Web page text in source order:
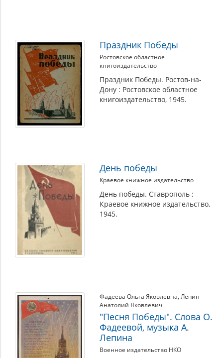
Праздник Победы
Ростовское областное
книгоиздательство
Праздник Победы. Ростов-на-
Дону : Ростовское областное
книгоиздательство, 1945.
День победы
Краевое книжное издательство
День победы. Ставрополь :
Краевое книжное издательство,
1945.
Фадеева Ольга Яковлевна, Лепин
Анатолий Яковлевич
"Песня Победы". Слова О.
Фадеевой, музыка А.
Лепина
Военное издательство НКО